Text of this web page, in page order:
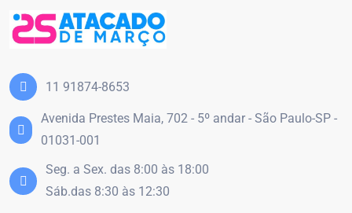
11 91874-8653
Avenida Prestes Maia, 702 - 5º andar - São Paulo-SP -
01031-001
Seg. a Sex. das 8:00 às 18:00
Sáb.das 8:30 às 12:30